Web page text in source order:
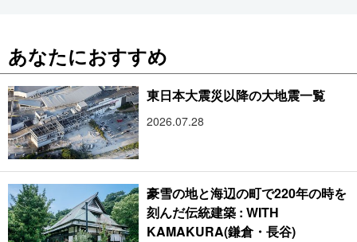
あなたにおすすめ
東日本大震災以降の大地震一覧
2026.07.28
豪雪の地と海辺の町で220年の時を
刻んだ伝統建築 : WITH
KAMAKURA(鎌倉・長谷)